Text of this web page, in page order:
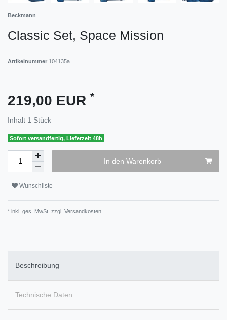
Beckmann
Classic Set, Space Mission
Artikelnummer 104135a
219,00 EUR *
Inhalt 1 Stück
Sofort versandfertig, Lieferzeit 48h
In den Warenkorb
Wunschliste
* inkl. ges. MwSt. zzgl. Versandkosten
Beschreibung
Technische Daten